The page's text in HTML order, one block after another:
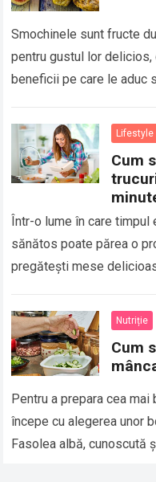
Smochinele sunt fructe
pentru gustul lor delicios,
beneficii pe care le aduc
Lifestyle
Cum
Într-o lume în care
sănătos poate părea o
pregătești mese
Nutriție
Cum
Pentru a prepara cea
începe cu alegerea unor
Fasolea albă, cunoscută